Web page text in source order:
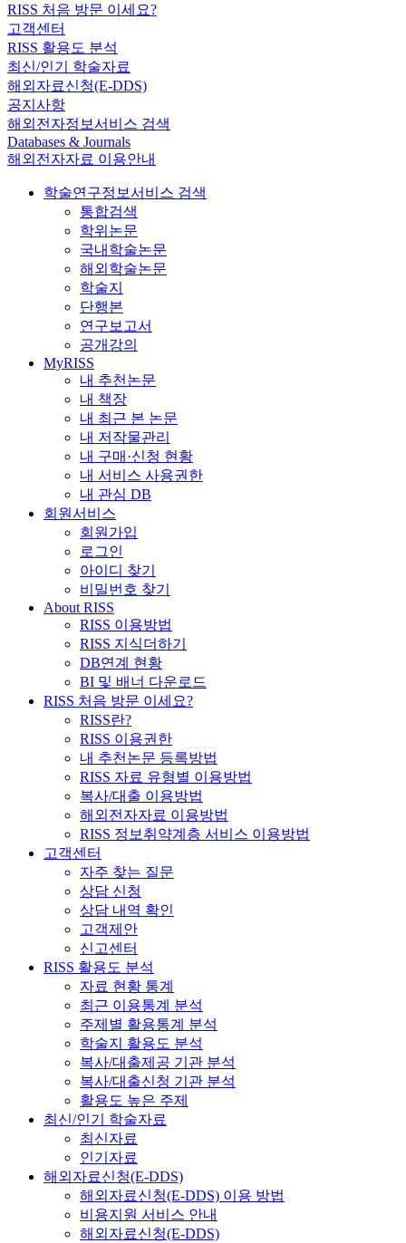
RISS 처음 방문 이세요?
고객센터
RISS 활용도 분석
최신/인기 학술자료
해외자료신청(E-DDS)
공지사항
해외전자정보서비스 검색
Databases & Journals
해외전자자료 이용안내
학술연구정보서비스 검색
통합검색
학위논문
국내학술논문
해외학술논문
학술지
단행본
연구보고서
공개강의
MyRISS
내 추천논문
내 책장
내 최근 본 논문
내 저작물관리
내 구매·신청 현황
내 서비스 사용권한
내 관심 DB
회원서비스
회원가입
로그인
아이디 찾기
비밀번호 찾기
About RISS
RISS 이용방법
RISS 지식더하기
DB연계 현황
BI 및 배너 다운로드
RISS 처음 방문 이세요?
RISS란?
RISS 이용권한
내 추천논문 등록방법
RISS 자료 유형별 이용방법
복사/대출 이용방법
해외전자자료 이용방법
RISS 정보취약계층 서비스 이용방법
고객센터
자주 찾는 질문
상담 신청
상담 내역 확인
고객제안
신고센터
RISS 활용도 분석
자료 현황 통계
최근 이용통계 분석
주제별 활용통계 분석
학술지 활용도 분석
복사/대출제공 기관 분석
복사/대출신청 기관 분석
활용도 높은 주제
최신/인기 학술자료
최신자료
인기자료
해외자료신청(E-DDS)
해외자료신청(E-DDS) 이용 방법
비용지원 서비스 안내
해외자료신청(E-DDS)